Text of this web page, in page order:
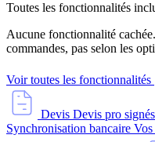
Toutes les fonctionnalités
Aucune fonctionnalité
commandes, pas selon les
Voir toutes les fonctionnalités
Devis Devis pro
Synchronisation bancaire Vos